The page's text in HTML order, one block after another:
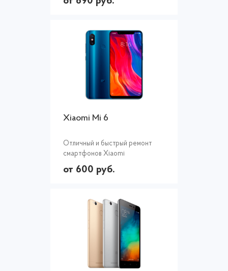
Xiaomi Mi 6
Отличный и быстрый ремонт
смартфонов Xiaomi
от 600 руб.